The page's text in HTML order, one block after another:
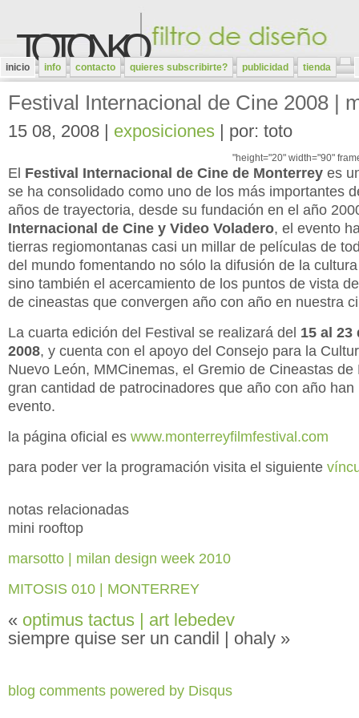
TOTONKO
inicio info contacto quieres subscribirte? publicidad tienda
Festival Internacional de Cine 2008 |
15 08, 2008 | exposiciones | por: toto
"height="20" width="90"
El Festival Internacional de Cine de Monterrey es
se ha consolidado como uno de los más importantes
años de trayectoria, desde su fundación en el año
Internacional de Cine y Video Voladero, el evento
tierras regiomontanas casi un millar de películas de
del mundo fomentando no sólo la difusión de la
sino también el acercamiento de los puntos de vista
de cineastas que convergen año con año en nuestra
La cuarta edición del Festival se realizará del 15 al 23
2008, y cuenta con el apoyo del Consejo para la
Nuevo León, MMCinemas, el Gremio de Cineastas
gran cantidad de patrocinadores que año con año han
evento.
la página oficial es www.monterreyfilmfestival.com
para poder ver la programación visita el siguiente
notas relacionadas
mini rooftop
marsotto | milan design week 2010
MITOSIS 010 | MONTERREY
« optimus tactus | art lebedev
siempre quise ser un candil | ohaly »
blog comments powered by Disqus